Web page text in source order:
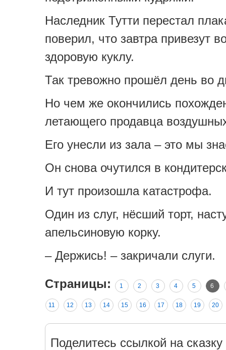
Наследник Тутти перестал
поверил, что завтра привезут
здоровую куклу.
Так тревожно прошёл день во
Но чем же окончились
летающего продавца
Его унесли из зала – это мы
Он снова очутился в
И тут произошла катастрофа.
Один из слуг, нёсший торт,
апельсиновую корку.
– Держись! – закричали слуги.
Страницы: 1 2 3 4 5 6
11 12 13 14 15 16 17 18 19 20
Поделитесь ссылкой на сказку